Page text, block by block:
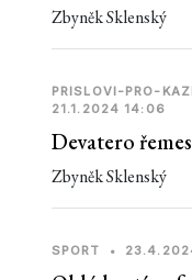
Zbyněk Sklenský
PRISLOVI-PRO-
21.1.2024 14:06
Devatero
Zbyněk Sklenský
SPORT •